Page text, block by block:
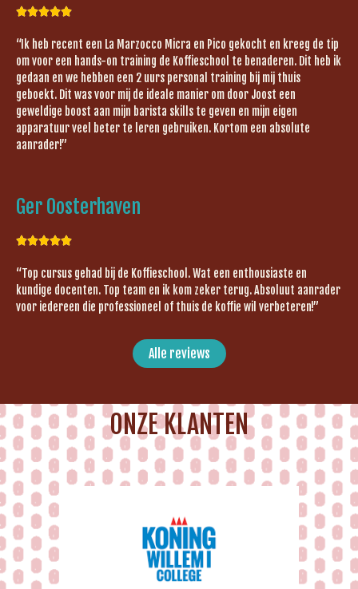

“Ik heb recent een La Marzocco Micra en Pico gekocht en kreeg de tip
om voor een hands-on training de Koffieschool te benaderen. Dit heb ik
gedaan en we hebben een 2 uurs personal training bij mij thuis
geboekt. Dit was voor mij de ideale manier om door Joost een
geweldige boost aan mijn barista skills te geven en mijn eigen
apparatuur veel beter te leren gebruiken. Kortom een absolute
aanrader!”
Ger Oosterhaven

“Top cursus gehad bij de Koffieschool. Wat een enthousiaste en
kundige docenten. Top team en ik kom zeker terug. Absoluut aanrader
voor iedereen die professioneel of thuis de koffie wil verbeteren!”
Alle reviews
ONZE KLANTEN